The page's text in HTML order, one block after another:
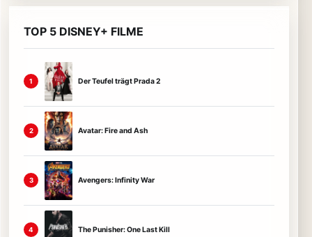
TOP 5 DISNEY+ FILME
1 Der Teufel trägt Prada 2
2 Avatar: Fire and Ash
3 Avengers: Infinity War
4 The Punisher: One Last Kill